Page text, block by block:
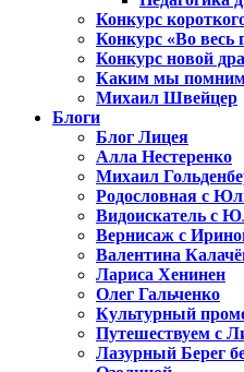
Конкурс
Конкурс «Во весь
Конкурс новой
Каким мы помним
Михаил Швейцер
Блоги
Блог Лицея
Алла Нестеренко
Михаил
Родословная с
Видоискатель с
Вернисаж с
Валентина
Лариса Хенинен
Олег Гальченко
Культурный
Путешествуем с
Лазурный Берег